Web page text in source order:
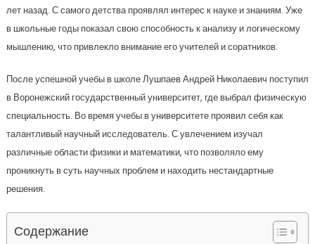
лет назад. С самого детства проявлял интерес к науке и знаниям. Уже
в школьные годы показал свою способность к анализу и логическому
мышлению, что привлекло внимание его учителей и соратников.
После успешной учебы в школе Лушпаев Андрей Николаевич поступил
в Воронежский государственный университет, где выбрал физическую
специальность. Во время учебы в университете проявил себя как
талантливый научный исследователь. С увлечением изучал
различные области физики и математики, что позволяло ему
проникнуть в суть научных проблем и находить нестандартные
решения.
Содержание